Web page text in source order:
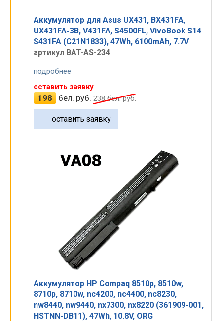
Аккумулятор для Asus UX431, BX431FA,
UX431FA-3B, V431FA, S4500FL, VivoBook S14
S431FA (C21N1833), 47Wh, 6100mAh, 7.7V
артикул BAT-AS-234
подробнее
оставить заявку
198 бел. руб. 238бел. руб.
оставить заявку
Аккумулятор HP Compaq 8510p, 8510w,
8710p, 8710w, nc4200, nc4400, nc8230,
nw8440, nw9440, nx7300, nx8220 (361909-001,
HSTNN-DB11), 47Wh, 10.8V, ORG